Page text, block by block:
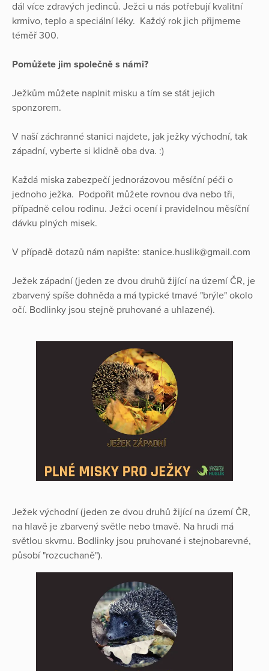
dál více zdravých jedinců. Ježci u nás potřebují kvalitní
krmivo, teplo a speciální léky. Každý rok jich přijmeme
téměř 300.
Pomůžete jim společně s námi?
Ježkům můžete naplnit misku a tím se stát jejich
sponzorem.
V naší záchranné stanici najdete, jak ježky východní, tak
západní, vyberte si klidně oba dva. :)
Každá miska zabezpečí jednorázovou měsíční péči o
jednoho ježka. Podpořit můžete rovnou dva nebo tři,
případně celou rodinu. Ježci ocení i pravidelnou měsíční
dávku plných misek.
V případě dotazů nám napište: stanice.huslik@gmail.com
Ježek západní (jeden ze dvou druhů žijící na území ČR, je
zbarvený spíše dohněda a má typické tmavé "brýle" okolo
očí. Bodlinky jsou stejně pruhované a uhlazené).
Ježek východní (jeden ze dvou druhů žijící na území ČR,
na hlavě je zbarvený světle nebo tmavě. Na hrudi má
světlou skvrnu. Bodlinky jsou pruhované i stejnobarevné,
působí "rozcuchaně").